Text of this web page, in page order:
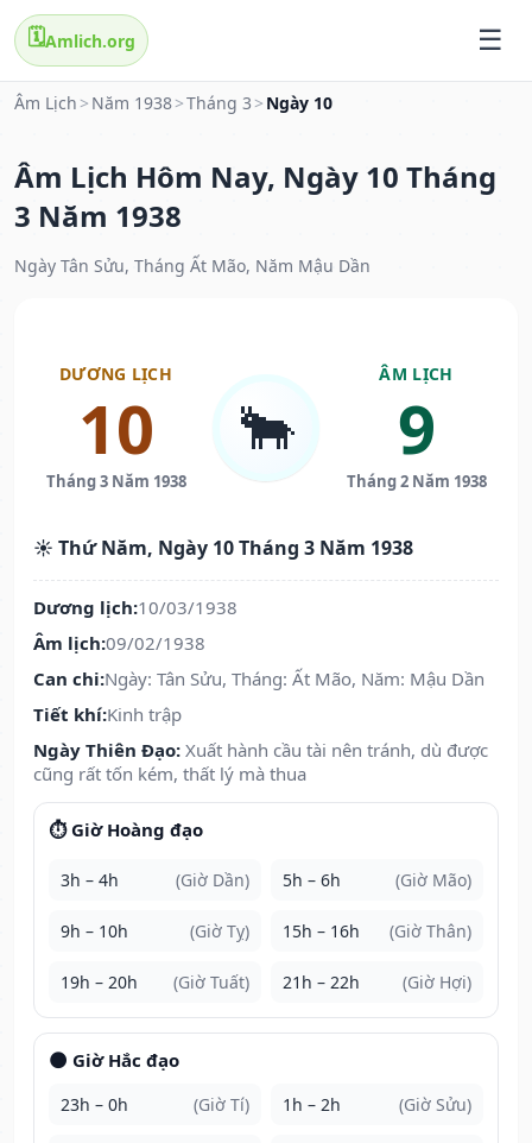
🗓️Amlich.org
Âm Lịch > Năm 1938>Tháng 3 > Ngày 10
Âm Lịch Hôm Nay, Ngày 10 Tháng
3 Năm 1938
Ngày Tân Sửu, Tháng Ất Mão, Năm Mậu Dần
DƯƠNG LỊCH
10
Tháng 3 Năm 1938
🐂
ÂM LỊCH
9
Tháng 2 Năm 1938
☀️ Thứ Năm, Ngày 10 Tháng 3 Năm 1938
Dương lịch:10/03/1938
Âm lịch:09/02/1938
Can chi:Ngày: Tân Sửu, Tháng: Ất Mão, Năm: Mậu Dần
Tiết khí:Kinh trập
Ngày Thiên Đạo: Xuất hành cầu tài nên tránh, dù được
cũng rất tốn kém, thất lý mà thua
⏱️ Giờ Hoàng đạo
3h – 4h (Giờ Dần) 5h – 6h (Giờ Mão)
9h – 10h (Giờ Tỵ) 15h – 16h (Giờ Thân)
19h – 20h (Giờ Tuất) 21h – 22h (Giờ Hợi)
🌑 Giờ Hắc đạo
23h – 0h (Giờ Tí) 1h – 2h (Giờ Sửu)